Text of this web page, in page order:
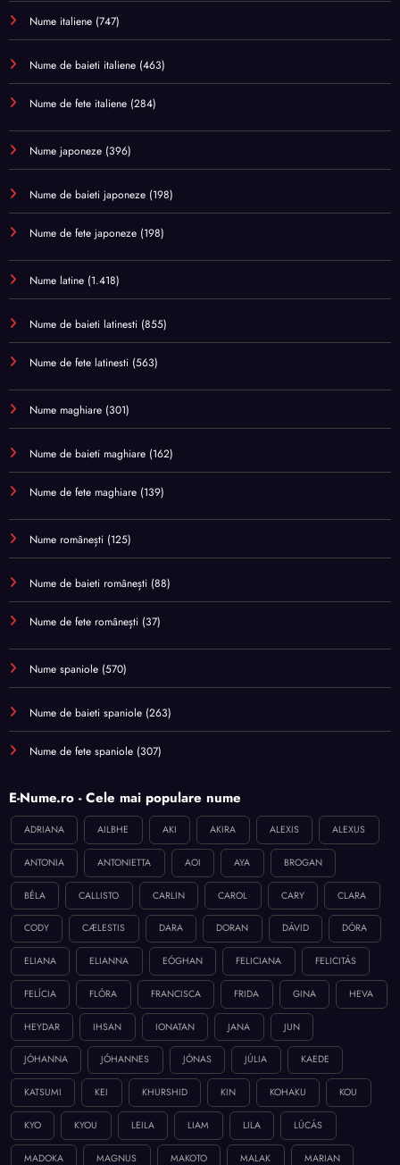
Nume italiene (747)
Nume de baieti italiene (463)
Nume de fete italiene (284)
Nume japoneze (396)
Nume de baieti japoneze (198)
Nume de fete japoneze (198)
Nume latine (1.418)
Nume de baieti latinesti (855)
Nume de fete latinesti (563)
Nume maghiare (301)
Nume de baieti maghiare (162)
Nume de fete maghiare (139)
Nume românești (125)
Nume de baieti românești (88)
Nume de fete românești (37)
Nume spaniole (570)
Nume de baieti spaniole (263)
Nume de fete spaniole (307)
E-Nume.ro - Cele mai populare nume
ADRIANA AILBHE AKI AKIRA ALEXIS ALEXUS
ANTONIA ANTONIETTA AOI AYA BROGAN
BÉLA CALLISTO CARLIN CAROL CARY CLARA
CODY CÆLESTIS DARA DORAN DÁVID DÓRA
ELIANA ELIANNA EÓGHAN FELICIANA FELICITÁS
FELÍCIA FLÓRA FRANCISCA FRIDA GINA HEVA
HEYDAR IHSAN IONATAN JANA JUN
JÓHANNA JÓHANNES JÓNAS JÚLIA KAEDE
KATSUMI KEI KHURSHID KIN KOHAKU KOU
KYO KYOU LEILA LIAM LILA LÚCÁS
MADOKA MAGNUS MAKOTO MALAK MARIAN